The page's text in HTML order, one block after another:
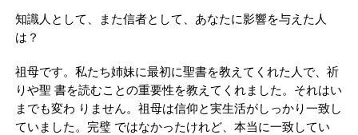
知識人として、また信者として、あなたに影響を与えた人
は？
祖母です。私たち姉妹に最初に聖書を教えてくれた人で、祈
りや聖 書を読むことの重要性を教えてくれました。それはい
までも変わ りません。祖母は信仰と実生活がしっかり一致し
ていました。完璧 ではなかったけれど、本当に一致してい